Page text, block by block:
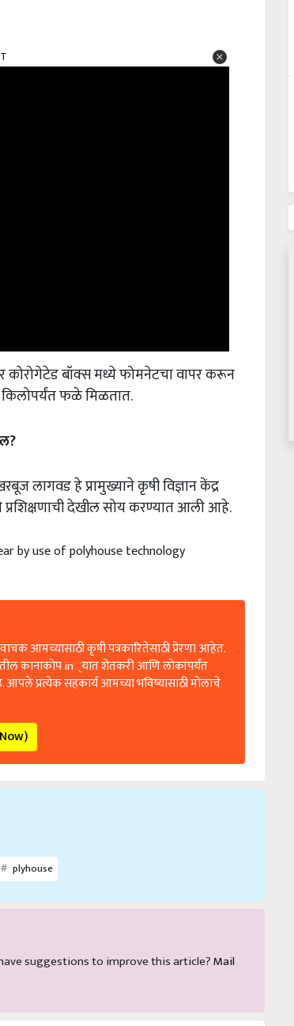
कोरोगेटेड बॉक्स मध्ये फोमनेटचा वापर करून
किलोपर्यंत फळे मिळतात.
?
लागवड हे प्रामुख्याने कृषी विज्ञान केंद्र
प्रशिक्षणाची देखील सोय करण्यात आली आहे.
by use of polyhouse technology
आमच्यासाठी कृषी पत्रकारितेसाठी प्रेरणा आहेत.
कानाकोप in्यात शेतकरी आणि लोकांपर्यंत
प्रत्येक सहकार्य आमच्या भविष्यासाठी मोलाचे
plyhouse
suggestions to improve this article?Mail